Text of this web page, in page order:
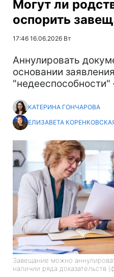
Могут ли
оспорить
17:46 16.06.2026 Вт
Аннулировать
основании
КАТЕРИНА ГОНЧАРОВА
ЕЛИЗАВЕТА
Завещание можно
наличии ряда доказательств